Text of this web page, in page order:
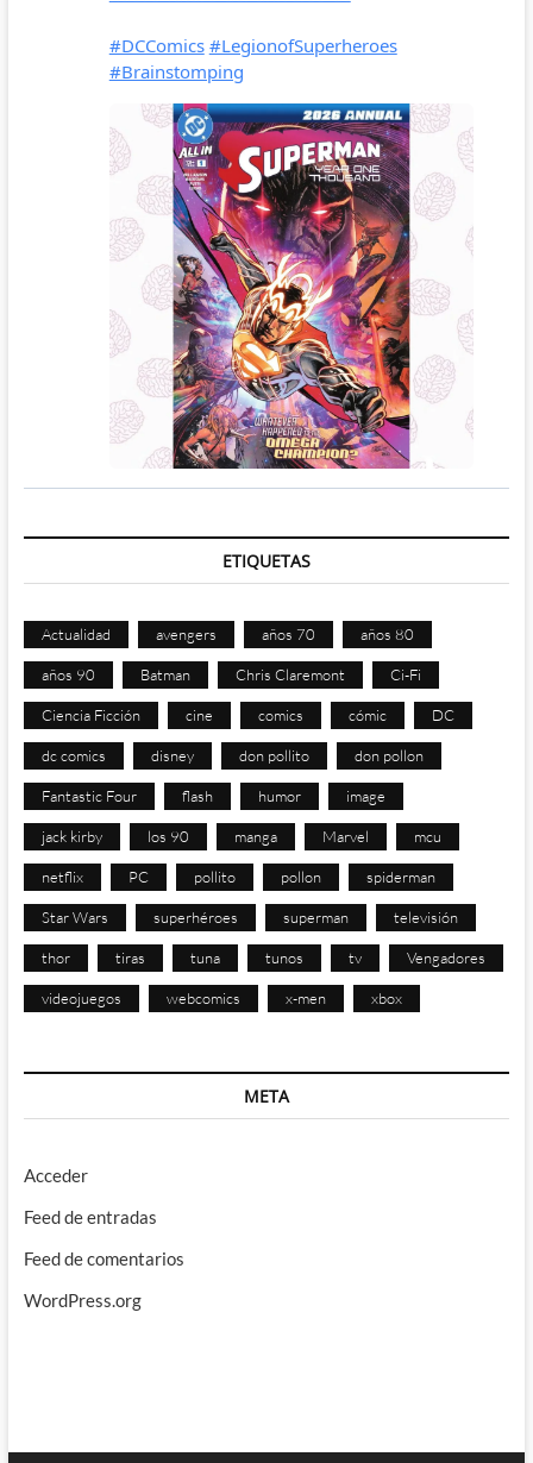
ETIQUETAS
Actualidad avengers años 70 años 80
años 90 Batman Chris Claremont Ci-Fi
Ciencia Ficción cine comics cómic DC
dc comics disney don pollito don pollon
Fantastic Four flash humor image
jack kirby los 90 manga Marvel mcu
netflix PC pollito pollon spiderman
Star Wars superhéroes superman televisión
thor tiras tuna tunos tv Vengadores
videojuegos webcomics x-men xbox
META
Acceder
Feed de entradas
Feed de comentarios
WordPress.org